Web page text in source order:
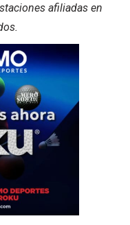
afiliadas en